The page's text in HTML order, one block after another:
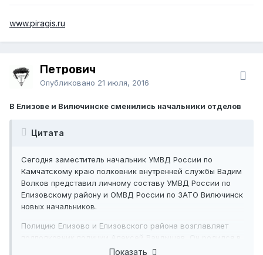
неделю Артем Шуваев и Михаил Пошивайлов спасли на
квартире дома на улице Академика Королева.
верхних этажей, взломали дверь и вынесли ребенка из
объятого пламенем помещения.
www.piragis.ru
Петрович
Опубликовано 21 июля, 2016
В Елизове и Вилючинске сменились начальники отделов
Цитата
Сегодня заместитель начальник УМВД России по
Камчатскому краю полковник внутренней службы Вадим
Волков представил личному составу УМВД России по
Елизовскому району и ОМВД России по ЗАТО Вилючинск
новых начальников.
Полицию Елизово и Елизовского района возглавляет
г. Елизово, в 1998 году окончил Дальневосточный
Показать